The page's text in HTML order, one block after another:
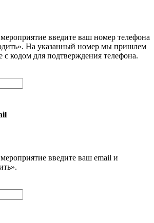
введите ваш номер телефона
На указанный номер мы пришлем
кодом для подтверждения телефона.
введите ваш email и